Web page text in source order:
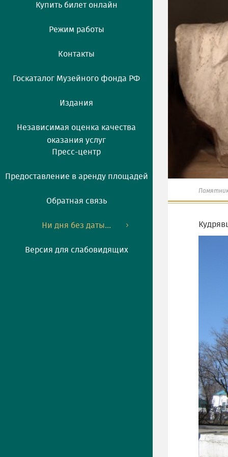
Купить билет онлайн
Режим работы
Контакты
Госкаталог Музейного фонда РФ
Издания
Независимая оценка качества
оказания услуг
Пресс-центр
Предоставление в аренду площадей
Обратная связь
Ни дня без даты...
Версия для слабовидящих